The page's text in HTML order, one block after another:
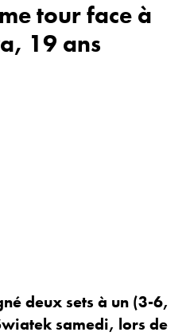
tour face à
19 ans
deux sets à un (3-6,
samedi, lors de